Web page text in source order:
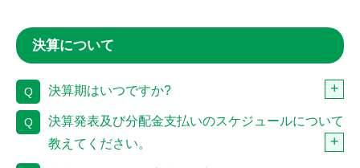
決算について
Q 決算期はいつですか?
Q
決算発表及び分配金支払いのスケジュールについて
教えてください。